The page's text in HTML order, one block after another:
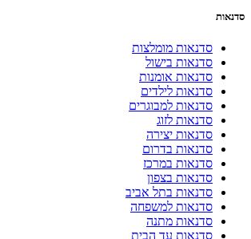
סדנאות
סדנאות מומלצות
סדנאות בישול
סדנאות אומנות
סדנאות לילדים
סדנאות למבוגרים
סדנאות לזוג
סדנאות יצירה
סדנאות בדרום
סדנאות במרכז
סדנאות בצפון
סדנאות בתל אביב
סדנאות למשפחה
סדנאות מתנה
סדנאות עד הבית